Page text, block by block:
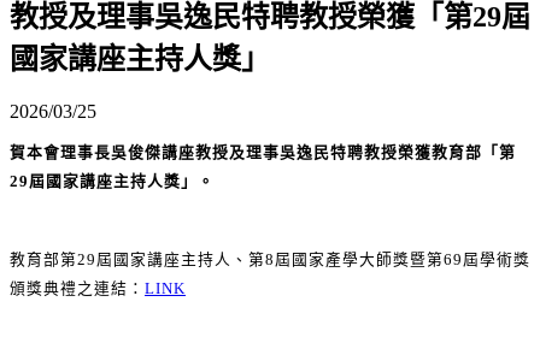
教授及理事吳逸民特聘教授榮獲「第29屆
國家講座主持人獎」
2026/03/25
賀本會理事長吳俊傑講座教授及理事吳逸民特聘教授榮獲教育部 「 第
29屆國家講座主持人獎」。
教育部第29屆國家講座主持人、第8屆國家產學大師獎暨第69屆學術獎
頒獎典禮之連結： LINK